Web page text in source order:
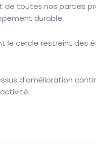
toutes nos parties
durable.
le cercle restreint des
d’amélioration